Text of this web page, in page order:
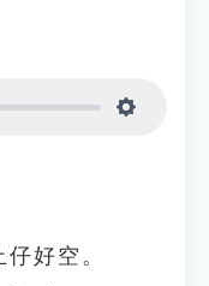
好空。